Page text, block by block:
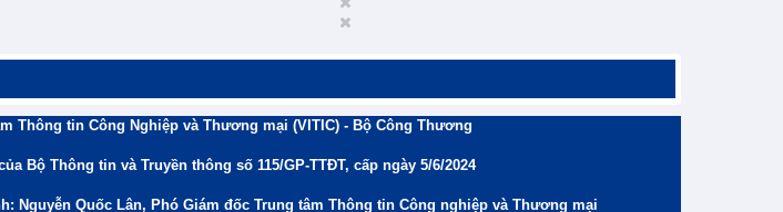
Thông tin Công Nghiệp và Thương mại (VITIC) - Bộ Công Thương
Bộ Thông tin và Truyền thông số 115/GP-TTĐT, cấp ngày 5/6/2024
Nguyễn Quốc Lân, Phó Giám đốc Trung tâm Thông tin Công nghiệp và Thương mại